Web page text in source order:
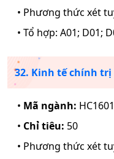
• Phương thức xét
• Tổ hợp: A01; D01;
32. Kinh tế chính trị
• Mã ngành: HC1601
• Chỉ tiêu: 50
• Phương thức xét